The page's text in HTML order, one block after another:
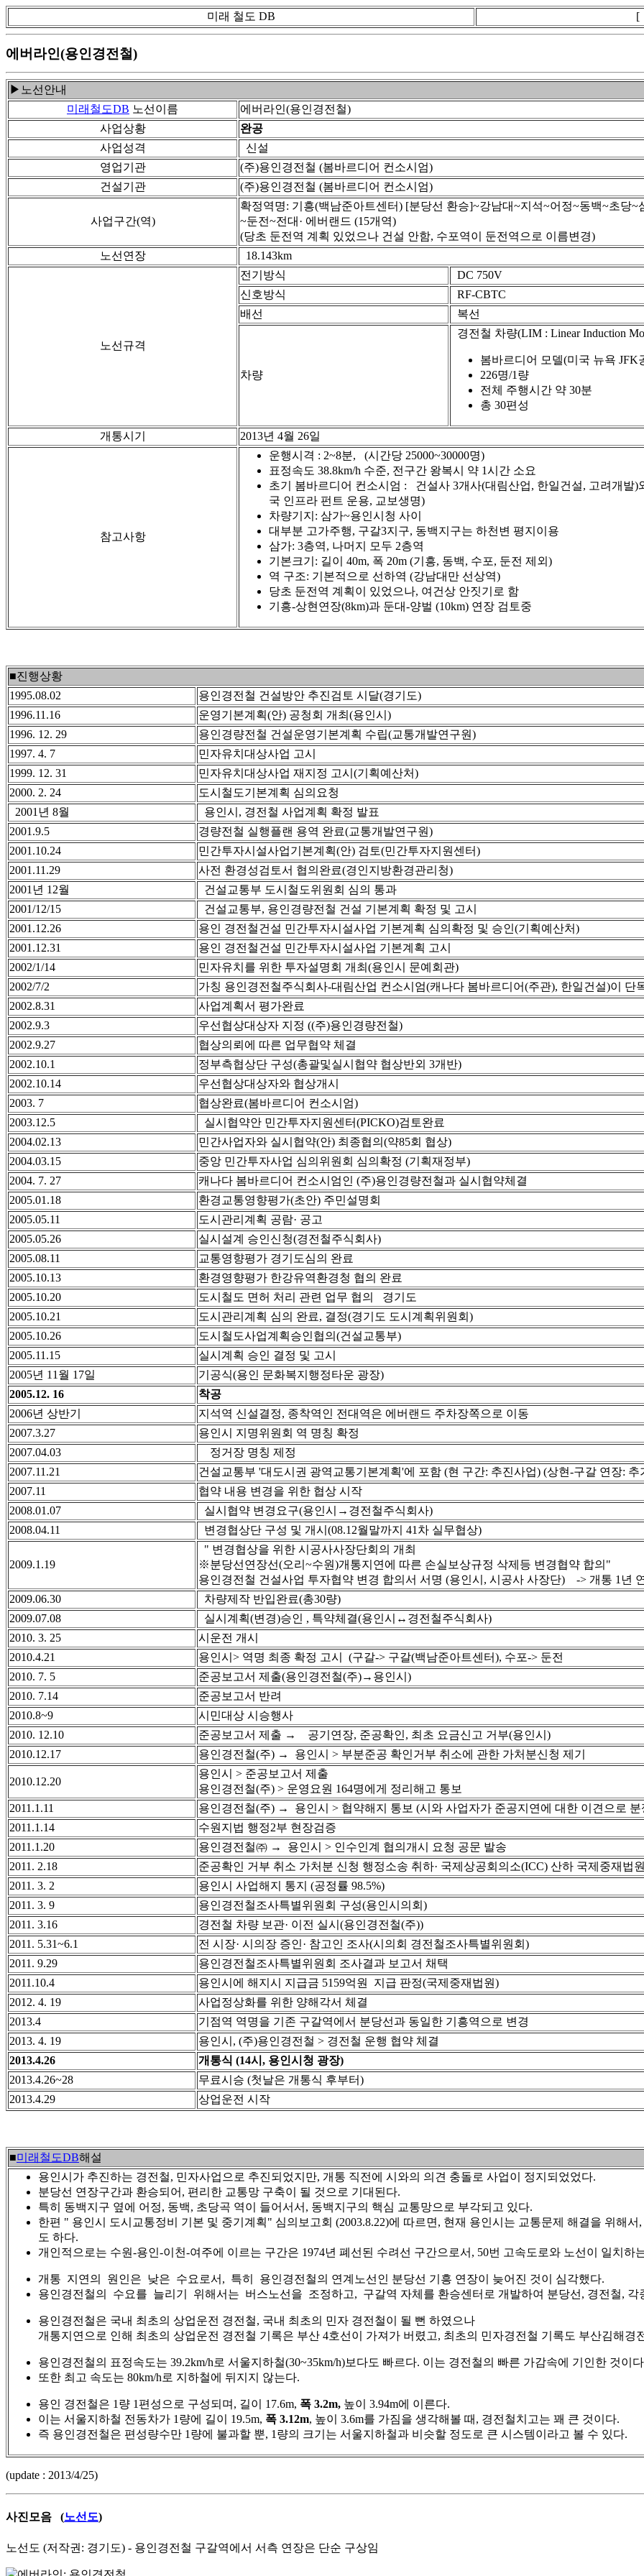
미래 철도 DB [
에버라인(용인경전철)
▶노선안내
미래철도DB 노선이름
에버라인(용인경전철)
사업상황
완공
사업성격
신설
영업기관
(주)용인경전철 (봄바르디어 컨소시엄)
건설기관
(주)용인경전철 (봄바르디어 컨소시엄)
사업구간(역)
확정역명: 기흥(백남준아트센터) [분당선 환승]~강남대~지석~어정~동백~초당
~둔전~전대· 에버랜드 (15개역)
(당초 둔전역 계획 있었으나 건설 안함, 수포역이 둔전역으로 이름변경)
노선연장
18.143km
노선규격
전기방식
DC 750V
신호방식
RF-CBTC
배선
복선
차량
경전철 차량(LIM : Linear Induction
봄바르디어 모델(미국 뉴욕 JFK
226명/1량
전체 주행시간 약 30분
총 30편성
개통시기 2013년 4월 26일
참고사항
운행시격 : 2~8분, (시간당 25000~30000명)
표정속도 38.8km/h 수준, 전구간 왕복시 약 1시간 소요
초기 봄바르디어 컨소시엄 : 건설사 3개사(대림산업, 한일건설, 고려개발
국 인프라 펀트 운용, 교보생명)
차량기지: 삼가~용인시청 사이
대부분 고가주행, 구갈3지구, 동백지구는 하천변 평지이용
삼가: 3층역, 나머지 모두 2층역
기본크기: 길이 40m, 폭 20m (기흥, 동백, 수포, 둔전 제외)
역 구조: 기본적으로 선하역 (강남대만 선상역)
당초 둔전역 계획이 있었으나, 여건상 안짓기로 함
기흥-상현연장(8km)과 둔대-양벌 (10km) 연장 검토중
■진행상황
1995.08.02
용인경전철 건설방안 추진검토 시달(경기도)
1996.11.16
운영기본계획(안) 공청회 개최(용인시)
1996. 12. 29
용인경량전철 건설운영기본계획 수립(교통개발연구원)
1997. 4. 7
민자유치대상사업 고시
1999. 12. 31
민자유치대상사업 재지정 고시(기획예산처)
2000. 2. 24
도시철도기본계획 심의요청
2001년 8월
용인시, 경전철 사업계획 확정 발표
2001.9.5
경량전철 실행플랜 용역 완료(교통개발연구원)
2001.10.24
민간투자시설사업기본계획(안) 검토(민간투자지원센터)
2001.11.29
사전 환경성검토서 협의완료(경인지방환경관리청)
2001년 12월
건설교통부 도시철도위원회 심의 통과
2001/12/15
건설교통부, 용인경량전철 건설 기본계획 확정 및 고시
2001.12.26
용인 경전철건설 민간투자시설사업 기본계획 심의확정 및 승인(기획예산처)
2001.12.31
용인 경전철건설 민간투자시설사업 기본계획 고시
2002/1/14
민자유치를 위한 투자설명회 개최(용인시 문예회관)
2002/7/2
가칭 용인경전철주식회사-대림산업 컨소시엄(캐나다 봄바르디어(주관), 한일건설)이 단
2002.8.31
사업계획서 평가완료
2002.9.3
우선협상대상자 지정 ((주)용인경량전철)
2002.9.27
협상의뢰에 따른 업무협약 체결
2002.10.1
정부측협상단 구성(총괄및실시협약 협상반외 3개반)
2002.10.14
우선협상대상자와 협상개시
2003. 7
협상완료(봄바르디어 컨소시엄)
2003.12.5
실시협약안 민간투자지원센터(PICKO)검토완료
2004.02.13
민간사업자와 실시협약(안) 최종협의(약85회 협상)
2004.03.15
중앙 민간투자사업 심의위원회 심의확정 (기획재정부)
2004. 7. 27
캐나다 봄바르디어 컨소시엄인 (주)용인경량전철과 실시협약체결
2005.01.18
환경교통영향평가(초안) 주민설명회
2005.05.11
도시관리계획 공람· 공고
2005.05.26
실시설계 승인신청(경전철주식회사)
2005.08.11
교통영향평가 경기도심의 완료
2005.10.13
환경영향평가 한강유역환경청 협의 완료
2005.10.20
도시철도 면허 처리 관련 업무 협의 경기도
2005.10.21
도시관리계획 심의 완료, 결정(경기도 도시계획위원회)
2005.10.26
도시철도사업계획승인협의(건설교통부)
2005.11.15
실시계획 승인 결정 및 고시
2005년 11월 17일
기공식(용인 문화복지행정타운 광장)
2005.12. 16
착공
2006년 상반기
지석역 신설결정, 종착역인 전대역은 에버랜드 주차장쪽으로 이동
2007.3.27
용인시 지명위원회 역 명칭 확정
2007.04.03
정거장 명칭 제정
2007.11.21
건설교통부 '대도시권 광역교통기본계획'에 포함 (현 구간: 추진사업) (상현-구갈 연장: 추
2007.11
협약 내용 변경을 위한 협상 시작
2008.01.07
실시협약 변경요구(용인시→경전철주식회사)
2008.04.11
변경협상단 구성 및 개시(08.12월말까지 41차 실무협상)
2009.1.19
" 변경협상을 위한 시공사사장단회의 개최
※분당선연장선(오리~수원)개통지연에 따른 손실보상규정 삭제등 변경협약 합의"
용인경전철 건설사업 투자협약 변경 합의서 서명 (용인시, 시공사 사장단) -> 개통 1년 연
2009.06.30
차량제작 반입완료(총30량)
2009.07.08
실시계획(변경)승인 , 특약체결(용인시↔경전철주식회사)
2010. 3. 25
시운전 개시
2010.4.21
용인시> 역명 최종 확정 고시 (구갈-> 구갈(백남준아트센터), 수포-> 둔전
2010. 7. 5
준공보고서 제출(용인경전철(주)→용인시)
2010. 7.14
준공보고서 반려
2010.8~9
시민대상 시승행사
2010. 12.10
준공보고서 제출 →
공기연장, 준공확인, 최초 요금신고 거부(용인시)
2010.12.17
용인경전철(주) → 용인시 > 부분준공 확인거부 취소에 관한 가처분신청 제기
2010.12.20
용인시 > 준공보고서 제출
용인경전철(주) > 운영요원 164명에게 정리해고 통보
2011.1.11
용인경전철(주) → 용인시 > 협약해지 통보 (시와 사업자가 준공지연에 대한 이견으로 분
2011.1.14
수원지법 행정2부 현장검증
2011.1.20
용인경전철㈜ → 용인시 > 인수인계 협의개시 요청 공문 발송
2011. 2.18
준공확인 거부 취소 가처분 신청 행정소송 취하· 국제상공회의소(ICC) 산하 국제중재법
2011. 3. 2
용인시 사업해지 통지 (공정률 98.5%)
2011. 3. 9
용인경전철조사특별위원회 구성(용인시의회)
2011. 3.16
경전철 차량 보관· 이전 실시(용인경전철(주))
2011. 5.31~6.1
전 시장· 시의장 증인· 참고인 조사(시의회 경전철조사특별위원회)
2011. 9.29
용인경전철조사특별위원회 조사결과 보고서 채택
2011.10.4
용인시에 해지시 지급금 5159억원 지급 판정(국제중재법원)
2012. 4. 19
사업정상화를 위한 양해각서 체결
2013.4
기점역 역명을 기존 구갈역에서 분당선과 동일한 기흥역으로 변경
2013. 4. 19
용인시, (주)용인경전철 > 경전철 운행 협약 체결
2013.4.26
개통식 (14시, 용인시청 광장)
2013.4.26~28
무료시승 (첫날은 개통식 후부터)
2013.4.29
상업운전 시작
■미래철도DB해설
용인시가 추진하는 경전철, 민자사업으로 추진되었지만, 개통 직전에 시와의 의견 충돌로 사업이 정지되었었다.
분당선 연장구간과 환승되어, 편리한 교통망 구축이 될 것으로 기대된다.
특히 동백지구 옆에 어정, 동백, 초당곡 역이 들어서서, 동백지구의 핵심 교통망으로 부각되고 있다.
한편 " 용인시 도시교통정비 기본 및 중기계획" 심의보고회 (2003.8.22)에 따르면, 현재 용인시는 교통문제 해결을 위해
도 하다.
개인적으로는 수원-용인-이천-여주에 이르는 구간은 1974년 폐선된 수려선 구간으로서, 50번 고속도로와 노선이 일치
개통 지연의 원인은 낮은 수요로서, 특히 용인경전철의 연계노선인 분당선 기흥 연장이 늦어진 것이 심각했다.
용인경전철의 수요를 늘리기 위해서는 버스노선을 조정하고, 구갈역 자체를 환승센터로 개발하여 분당선, 경전철, 각
용인경전철은 국내 최초의 상업운전 경전철, 국내 최초의 민자 경전철이 될 뻔 하였으나
개통지연으로 인해 최초의 상업운전 경전철 기록은 부산 4호선이 가져가 버렸고, 최초의 민자경전철 기록도 부산김해경
용인경전철의 표정속도는 39.2km/h로 서울지하철(30~35km/h)보다도 빠르다. 이는 경전철의 빠른 가감속에 기인한 것이
또한 최고 속도는 80km/h로 지하철에 뒤지지 않는다.
용인 경전철은 1량 1편성으로 구성되며, 길이 17.6m, 폭 3.2m, 높이 3.94m에 이른다.
이는 서울지하철 전동차가 1량에 길이 19.5m, 폭 3.12m, 높이 3.6m를 가짐을 생각해볼 때, 경전철치고는 꽤 큰 것이다.
즉 용인경전철은 편성량수만 1량에 불과할 뿐, 1량의 크기는 서울지하철과 비슷할 정도로 큰 시스템이라고 볼 수 있다.
(update : 2013/4/25)
사진모음 (노선도)
노선도 (저작권: 경기도) - 용인경전철 구갈역에서 서측 연장은 단순 구상임